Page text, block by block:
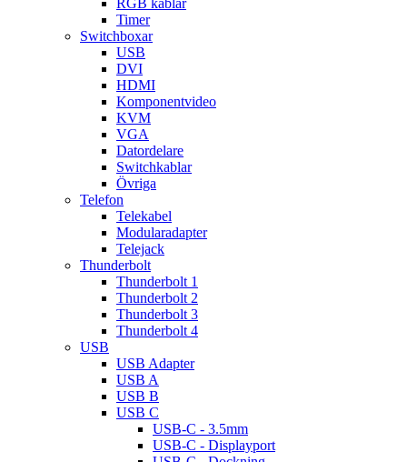
RGB kablar
Timer
Switchboxar
USB
DVI
HDMI
Komponentvideo
KVM
VGA
Datordelare
Switchkablar
Övriga
Telefon
Telekabel
Modularadapter
Telejack
Thunderbolt
Thunderbolt 1
Thunderbolt 2
Thunderbolt 3
Thunderbolt 4
USB
USB Adapter
USB A
USB B
USB C
USB-C - 3.5mm
USB-C - Displayport